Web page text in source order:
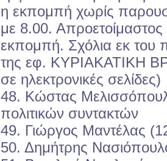
η εκπομπή χωρίς
με 8.00. Απροετοίμαστος
εκπομπή. Σχόλια εκ του
της εφ. ΚΥΡΙΑΚΑΤΙΚΗ
σε ηλεκτρονικές σελίδες)
48. Κώστας
πολιτικών συντακτών
49. Γιώργος Μαντέλας
50. Δημήτρης